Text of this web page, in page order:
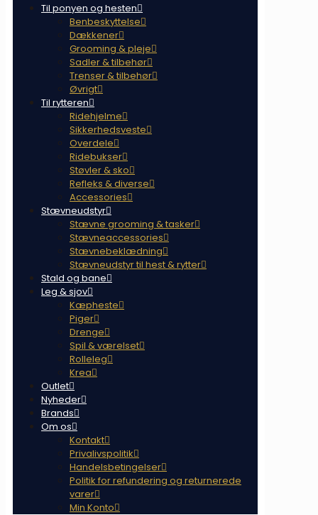
Til ponyen og hesten
Benbeskyttelse
Dækkener
Grooming & pleje
Sadler & tilbehør
Trenser & tilbehør
Øvrigt
Til rytteren
Ridehjelme
Sikkerhedsveste
Overdele
Ridebukser
Støvler & sko
Refleks & diverse
Accessories
Stævneudstyr
Stævne grooming & tasker
Stævneaccessories
Stævnebeklædning
Stævneudstyr til hest & rytter
Stald og bane
Leg & sjov
Kæpheste
Piger
Drenge
Spil & værelset
Rolleleg
Krea
Outlet
Nyheder
Brands
Om os
Kontakt
Privalivspolitik
Handelsbetingelser
Politik for refundering og returnerede
varer
Min Konto